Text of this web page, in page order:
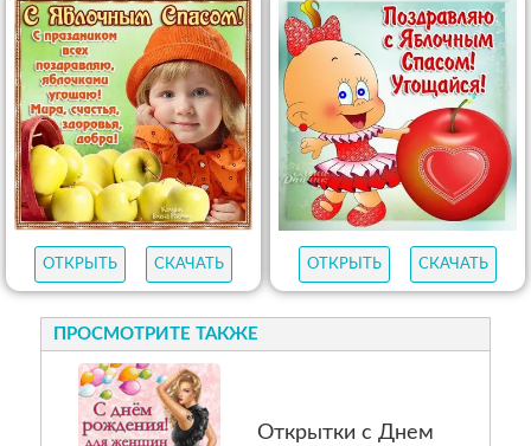
ОТКРЫТЬ СКАЧАТЬ ОТКРЫТЬ СКАЧАТЬ
ПРОСМОТРИТЕ ТАКЖЕ
Открытки с Днем